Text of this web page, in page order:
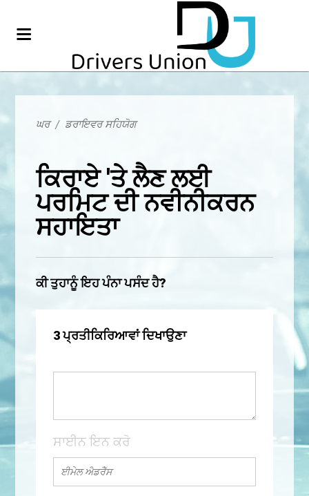
ਘਰ / ਡਰਾਇਵਰ ਸਹਿਯੋਗ
ਕਿਰਾਏ 'ਤੇ ਲੈਣ ਲਈ
ਪਰਮਿਟ ਦੀ ਨਵੀਨੀਕਰਨ
ਸਹਾਇਤਾ
ਕੀ ਤੁਹਾਨੂੰ ਇਹ ਪੰਨਾ ਪਸੰਦ ਹੈ?
3 ਪ੍ਰਤੀਕਿਰਿਆਵਾਂ ਦਿਖਾਉਣਾ
ਸਾਈਨ ਇਨ ਕਰੋ